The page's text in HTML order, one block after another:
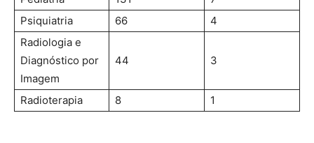
Psiquiatria
66
4
Radiologia e
Diagnóstico por
Imagem
44 3
Radioterapia 8 1